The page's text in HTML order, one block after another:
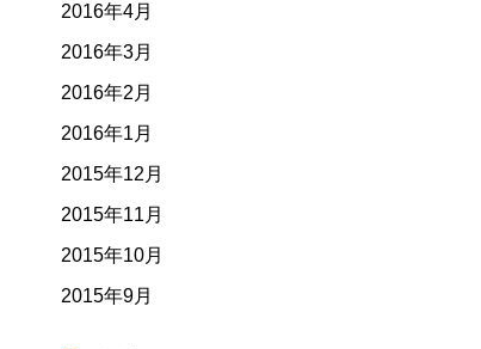
2016年4月
2016年3月
2016年2月
2016年1月
2015年12月
2015年11月
2015年10月
2015年9月